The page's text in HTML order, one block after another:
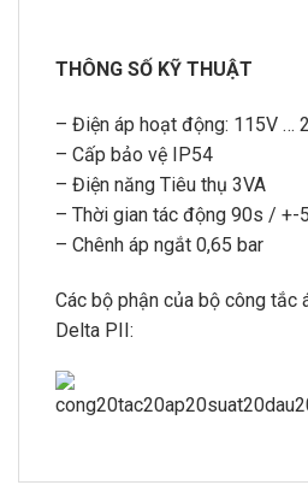
THÔNG SỐ KỸ THUẬT
– Điện áp hoạt động: 115V …
– Cấp bảo vệ IP54
– Điện năng Tiêu thụ 3VA
– Thời gian tác động 90s / +-
– Chênh áp ngắt 0,65 bar
Các bộ phận của bộ công tắc
Delta PII: